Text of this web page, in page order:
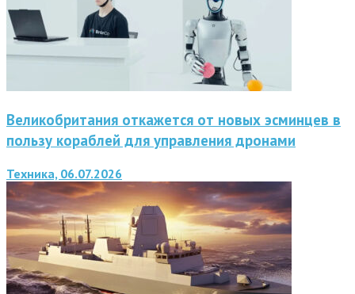
Великобритания откажется от новых эсминцев в
пользу кораблей для управления дронами
Техника, 06.07.2026